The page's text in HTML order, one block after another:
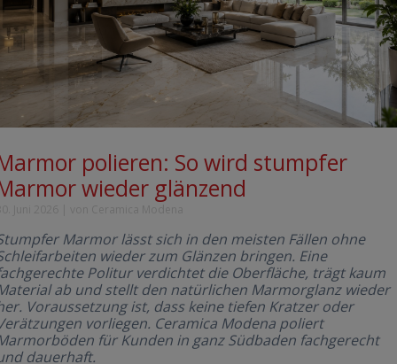
polieren: So wird stumpfer
wieder glänzend
Marmor lässt sich in den meisten Fällen ohne
wieder zum Glänzen bringen. Eine
Politur verdichtet die Oberfläche, trägt kaum
ab und stellt den natürlichen Marmorglanz wieder
Voraussetzung ist, dass keine tiefen Kratzer oder
vorliegen. Ceramica Modena poliert
für Kunden in ganz Südbaden fachgerecht
dauerhaft.